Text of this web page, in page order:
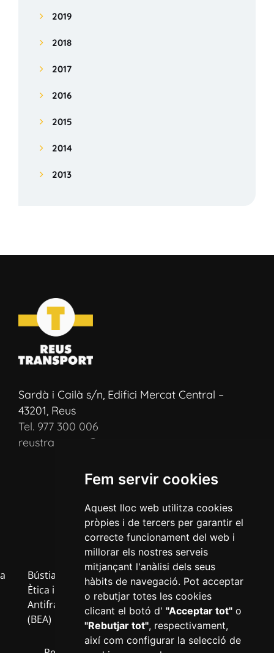
Fem servir cookies
Aquest lloc web utilitza cookies
pròpies i de tercers per garantir el
correcte funcionament del web i
millorar els nostres serveis
mitjançant l'anàlisi dels seus
hàbits de navegació. Pot acceptar
o rebutjar totes les cookies
clicant el botó d' "Acceptar tot"o
"Rebutjar tot", respectivament,
així com configurar la selecció de
2019
2018
2017
2016
2015
2014
2013
Sardà i Cailà s/n, Edifici Mercat Central –
43201, Reus
Tel. 977 300 006
reustransport@reustransport.cat
Bústia
Ètica i
Antifrau
(BEA)
Política
de
privacitat
Política
de
cookies
Avís
Legal